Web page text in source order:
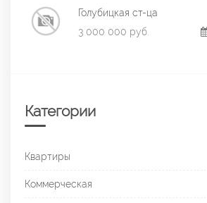
Голубицкая ст-ца
3 000 000 руб.
Категории
Квартиры
Коммерческая